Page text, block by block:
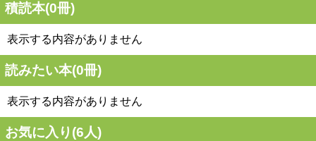
積読本(0冊)
表示する内容がありません
読みたい本(0冊)
表示する内容がありません
お気に入り(6人)